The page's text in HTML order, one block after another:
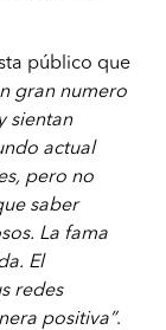
público que
gran numero
sientan
actual
pero no
saber
La fama
El
redes
positiva”.